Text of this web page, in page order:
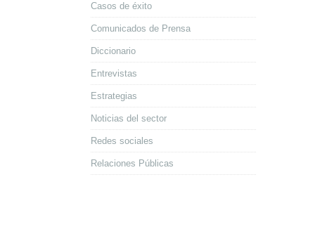
Casos de éxito
Comunicados de Prensa
Diccionario
Entrevistas
Estrategias
Noticias del sector
Redes sociales
Relaciones Públicas